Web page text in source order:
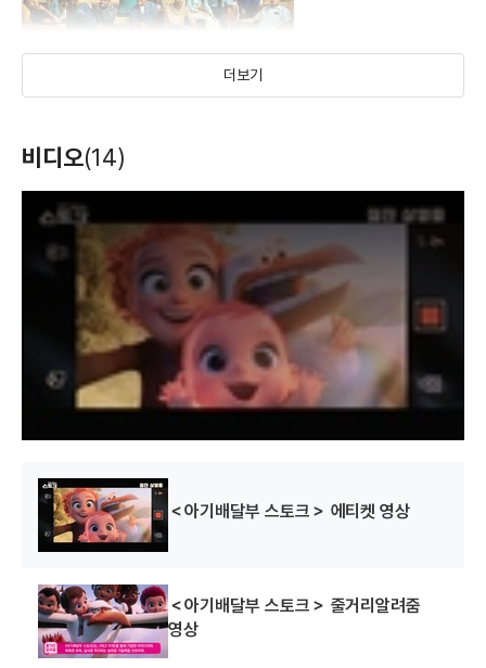
카마이클 쇼 시즌 2
더보기
비디오(14)
＜아기배달부 스토크＞ 에티켓 영상
＜아기배달부 스토크＞ 줄거리알려줌
영상